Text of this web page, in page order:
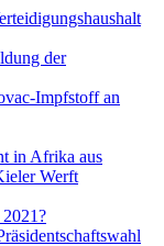
der
Impfstoff an
in Afrika aus
Werft